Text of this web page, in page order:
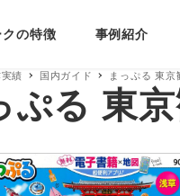
クの特徴 事例紹介
績 国内ガイド まっぷる 東京
ぷる 東